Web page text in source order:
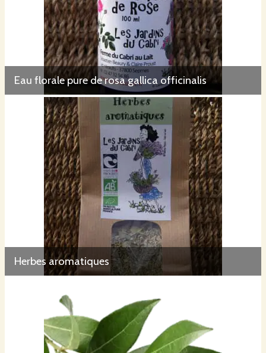
Eau florale pure de rosa gallica officinalis
Herbes aromatiques